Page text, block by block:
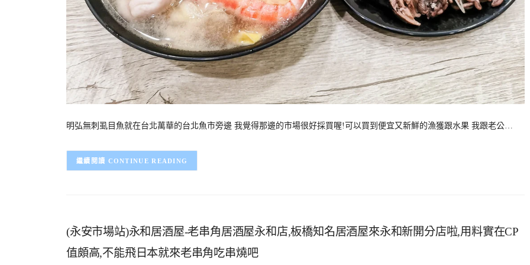
明弘無刺虱目魚就在台北萬華的台北魚市旁邊 我覺得那邊的市場很好採買喔!可以買到便宜又新鮮的漁獲跟水果 我跟老公…
CONTINUE READING
(永安市場站)永和居酒屋-老串角居酒屋永和店,板橋知名居酒屋來永和新開分店啦,用料實在CP
值頗高,不能飛日本就來老串角吃串燒吧